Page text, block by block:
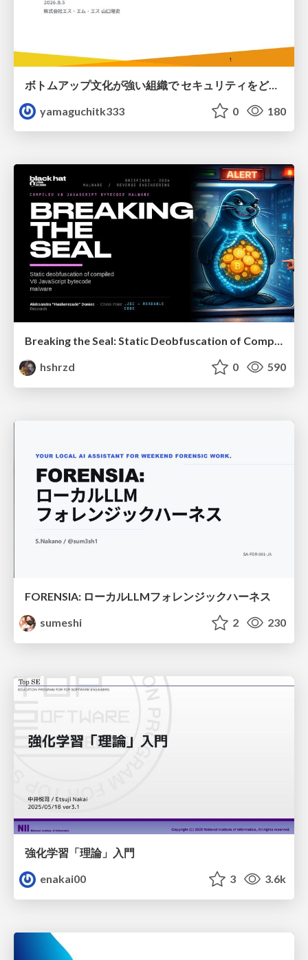
ボトムアップ文化が強い組織で セキュリティをどう根付かせていくかの現在進行形の話 / Making Security Stick in a Bottom-Up Organization
yamaguchitk333
0 180
Breaking the Seal: Static Deobfuscation of Compiled V8 JavaScript Bytecode Malware
hshrzd
0 590
FORENSIA: ローカルLLMフォレンジックハーネス
sumeshi
2 230
強化学習「理論」入門
enakai00
3 3.6k